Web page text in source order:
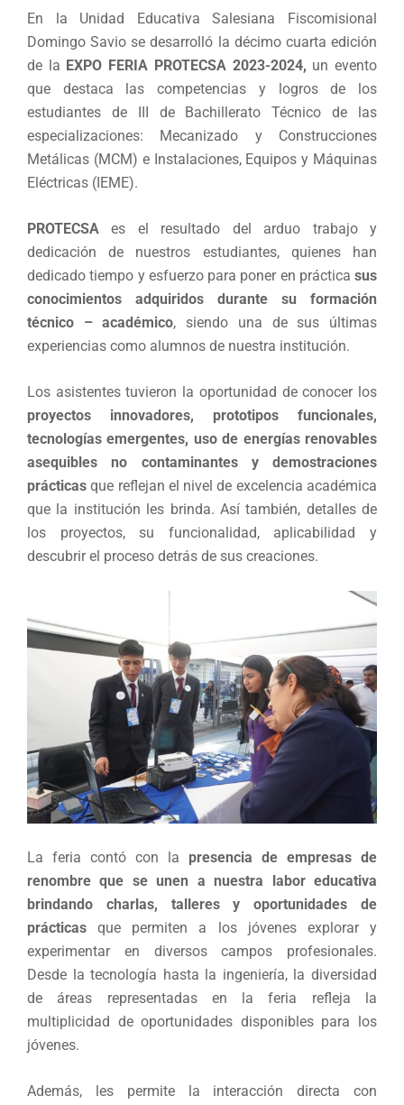
En la Unidad Educativa Salesiana Fiscomisional
Domingo Savio se desarrolló la décimo cuarta edición
de la EXPO FERIA PROTECSA 2023-2024, un evento
que destaca las competencias y logros de los
estudiantes de III de Bachillerato Técnico de las
especializaciones: Mecanizado y Construcciones
Metálicas (MCM) e Instalaciones, Equipos y Máquinas
Eléctricas (IEME).
PROTECSAes el resultado del arduo trabajo y
dedicación de nuestros estudiantes, quienes han
dedicado tiempo y esfuerzo para poner en práctica sus
conocimientos adquiridos durante su formación
técnico – académico, siendo una de sus últimas
experiencias como alumnos de nuestra institución.
Los asistentes tuvieron la oportunidad de conocer los
proyectos innovadores, prototipos funcionales,
tecnologías emergentes, uso de energías renovables
asequibles no contaminantes y demostraciones
prácticas que reflejan el nivel de excelencia académica
que la institución les brinda. Así también, detalles de
los proyectos, su funcionalidad, aplicabilidad y
descubrir el proceso detrás de sus creaciones.
La feria contó con la presencia de empresas de
renombre que se unen a nuestra labor educativa
brindando charlas, talleres y oportunidades de
prácticas que permiten a los jóvenes explorar y
experimentar en diversos campos profesionales.
Desde la tecnología hasta la ingeniería, la diversidad
de áreas representadas en la feria refleja la
multiplicidad de oportunidades disponibles para los
jóvenes.
Además, les permite la interacción directa con